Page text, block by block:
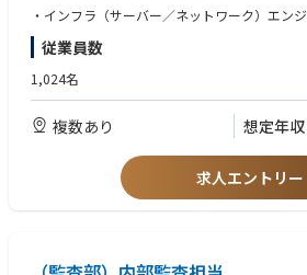
構築する!
https://www.youtube.com/
・SOC／CSIRT と連携したインシデント分析・
Rapidusは2025年4月にパイロットラインが
向けて試作を進めております。
《Rapidusの技術で変える未来》
弊社の取引業界は自動車業界やIT・PCメーカ
ホやPC、産業用ロボットなど私たちが扱う製
次世代技術の発展が、半導体の需要を爆発的に
Rapidusの最大の特徴は、開発期間を短縮す
RUMSとは・・・https://www.rapidus.inc/
・インフラ（サーバー／ネットワーク）エン
験（規模不問）
・SOC アナリストとしての一次対応の実務経験
・インフラ運用保守の実務経験があり、設計
・サイバーセキュリティに関する基礎的な専門
・クラウドアプリケーション（Web サービス
【歓迎スキル・経験】
従業員数
1,024名
複数あり 想定年収
求人エントリー